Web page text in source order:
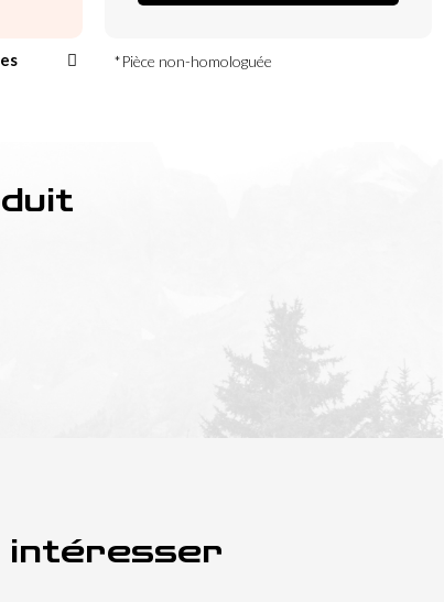
*Pièce non-homologuée
intéresser